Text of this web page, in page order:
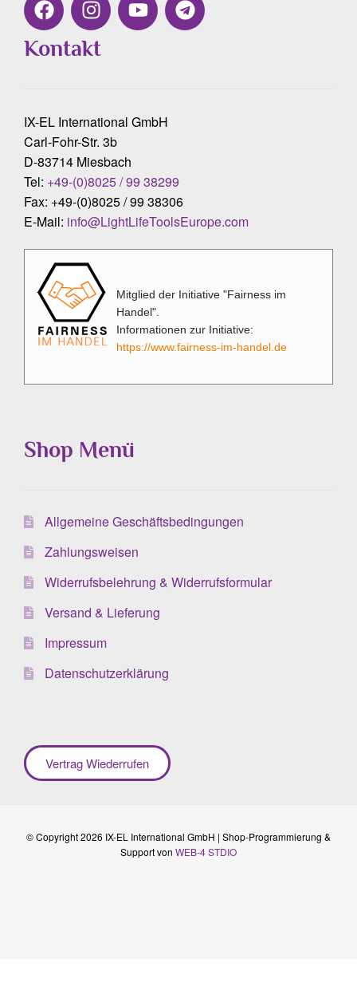
Kontakt
IX-EL International GmbH
Carl-Fohr-Str. 3b
D-83714 Miesbach
Tel: +49-(0)8025 / 99 38299
Fax: +49-(0)8025 / 99 38306
E-Mail: info@LightLifeToolsEurope.com
Mitglied der Initiative "Fairness im
Handel".
Informationen zur Initiative:
https://www.fairness-im-handel.de
Shop Menü
Allgemeine Geschäftsbedingungen
Zahlungsweisen
Widerrufsbelehrung & Widerrufsformular
Versand & Lieferung
Impressum
Datenschutzerklärung
Vertrag Wiederrufen
© Copyright 2026 IX-EL International GmbH | Shop-Programmierung &
Support von WEB-4 STDIO